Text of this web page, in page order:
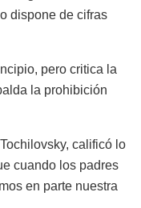
dispone de cifras
pero critica la
la prohibición
calificó lo
cuando los padres
en parte nuestra